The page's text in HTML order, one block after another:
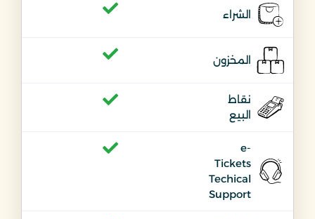
الشراء
المخزون
نقاط
البيع
e-
Tickets
Techical
Support